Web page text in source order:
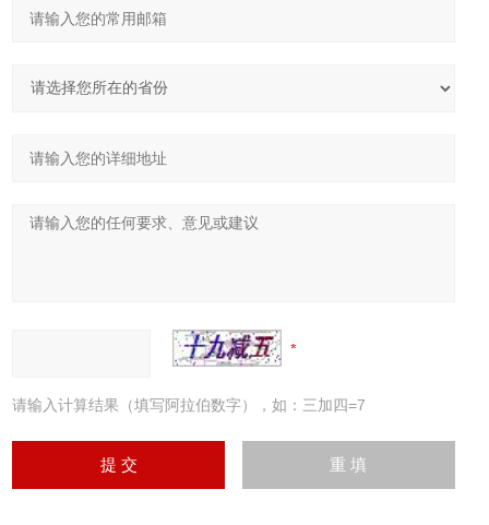
请输入计算结果（填写阿拉伯数字），如：三加四=7